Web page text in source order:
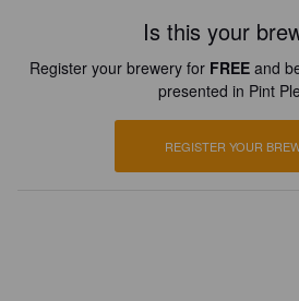
Is this your
Register your brewery for FREE and
presented in Pint
REGISTER YOUR